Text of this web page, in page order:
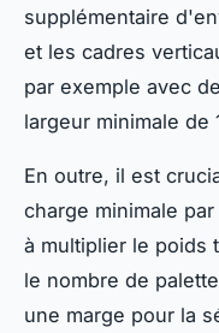
supplémentaire
et les cadres
par exemple avec
largeur minimale de
En outre, il est
charge minimale
à multiplier le poids
le nombre de
une marge pour la